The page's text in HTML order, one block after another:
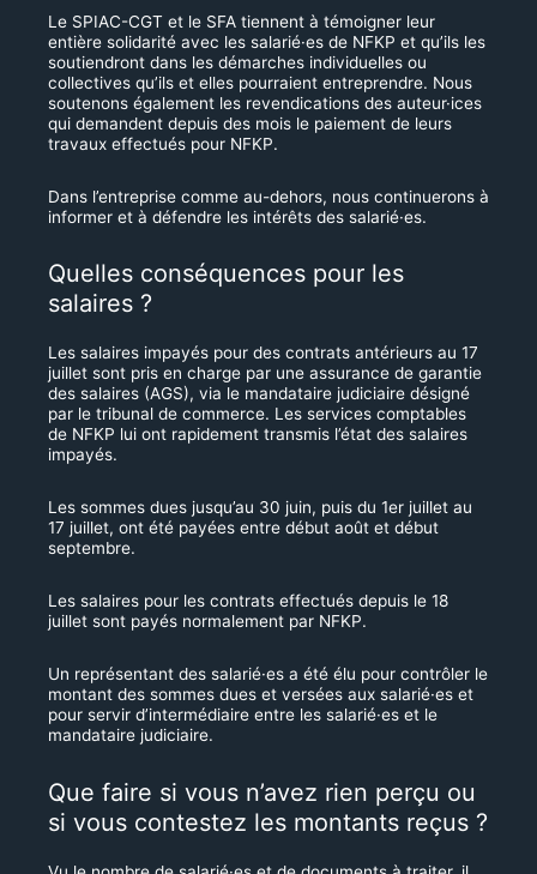
Le SPIAC-CGT et le SFA tiennent à témoigner leur
entière solidarité avec les salarié·es de NFKP et qu’ils les
soutiendront dans les démarches individuelles ou
collectives qu’ils et elles pourraient entreprendre. Nous
soutenons également les revendications des auteur·ices
qui demandent depuis des mois le paiement de leurs
travaux effectués pour NFKP.
Dans l’entreprise comme au-dehors, nous continuerons à
informer et à défendre les intérêts des salarié·es.
Quelles conséquences pour les
salaires ?
Les salaires impayés pour des contrats antérieurs au 17
juillet sont pris en charge par une assurance de garantie
des salaires (AGS), via le mandataire judiciaire désigné
par le tribunal de commerce. Les services comptables
de NFKP lui ont rapidement transmis l’état des salaires
impayés.
Les sommes dues jusqu’au 30 juin, puis du 1er juillet au
17 juillet, ont été payées entre début août et début
septembre.
Les salaires pour les contrats effectués depuis le 18
juillet sont payés normalement par NFKP.
Un représentant des salarié·es a été élu pour contrôler le
montant des sommes dues et versées aux salarié·es et
pour servir d’intermédiaire entre les salarié·es et le
mandataire judiciaire.
Que faire si vous n’avez rien perçu ou
si vous contestez les montants reçus ?